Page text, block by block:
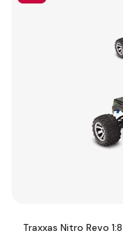
Traxxas Nitro Revo